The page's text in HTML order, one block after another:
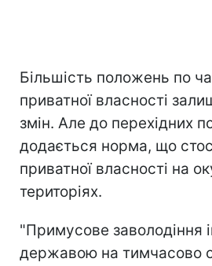
Більшість положень по
приватної власності
змін. Але до перехідних
додається норма, що
приватної власності на
територіях.
"Примусове заволодіння
державою на тимчасово